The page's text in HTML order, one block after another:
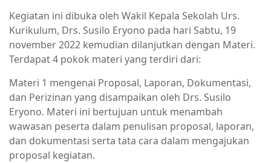
Kegiatan ini dibuka oleh Wakil Kepala Sekolah Urs.
Kurikulum, Drs. Susilo Eryono pada hari Sabtu, 19
november 2022 kemudian dilanjutkan dengan Materi.
Terdapat 4 pokok materi yang terdiri dari:
Materi 1 mengenai Proposal, Laporan, Dokumentasi,
dan Perizinan yang disampaikan oleh Drs. Susilo
Eryono. Materi ini bertujuan untuk menambah
wawasan peserta dalam penulisan proposal, laporan,
dan dokumentasi serta tata cara dalam mengajukan
proposal kegiatan.